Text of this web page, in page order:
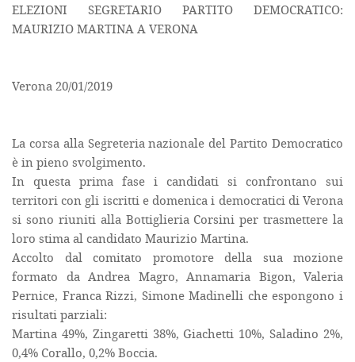
ELEZIONI SEGRETARIO PARTITO DEMOCRATICO:
MAURIZIO MARTINA A VERONA
Verona 20/01/2019
La corsa alla Segreteria nazionale del Partito Democratico
è in pieno svolgimento.
In questa prima fase i candidati si confrontano sui
territori con gli iscritti e domenica i democratici di Verona
si sono riuniti alla Bottiglieria Corsini per trasmettere la
loro stima al candidato Maurizio Martina.
Accolto dal comitato promotore della sua mozione
formato da Andrea Magro, Annamaria Bigon, Valeria
Pernice, Franca Rizzi, Simone Madinelli che espongono i
risultati parziali:
Martina 49%, Zingaretti 38%, Giachetti 10%, Saladino 2%,
0,4% Corallo, 0,2% Boccia.